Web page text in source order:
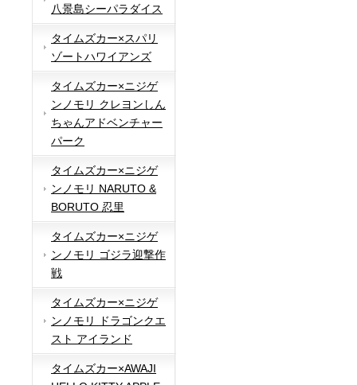
八景島シーパラダイス
タイムズカー×スパリ
ゾートハワイアンズ
タイムズカー×ニジゲ
ンノモリ クレヨンしん
ちゃんアドベンチャー
パーク
タイムズカー×ニジゲ
ンノモリ NARUTO &
BORUTO 忍里
タイムズカー×ニジゲ
ンノモリ ゴジラ迎撃作
戦
タイムズカー×ニジゲ
ンノモリ ドラゴンクエ
スト アイランド
タイムズカー×AWAJI